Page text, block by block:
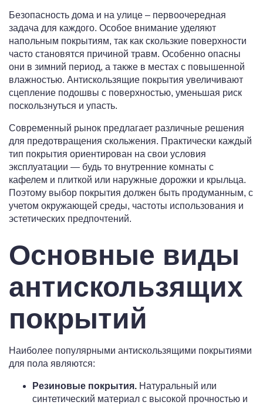
Безопасность дома и на улице – первоочередная
задача для каждого. Особое внимание уделяют
напольным покрытиям, так как скользкие поверхности
часто становятся причиной травм. Особенно опасны
они в зимний период, а также в местах с повышенной
влажностью. Антискользящие покрытия увеличивают
сцепление подошвы с поверхностью, уменьшая риск
поскользнуться и упасть.
Современный рынок предлагает различные решения
для предотвращения скольжения. Практически каждый
тип покрытия ориентирован на свои условия
эксплуатации — будь то внутренние комнаты с
кафелем и плиткой или наружные дорожки и крыльца.
Поэтому выбор покрытия должен быть продуманным, с
учетом окружающей среды, частоты использования и
эстетических предпочтений.
Основные виды
антискользящих
покрытий
Наиболее популярными антискользящими покрытиями
для пола являются:
Резиновые покрытия. Натуральный или
синтетический материал с высокой прочностью и